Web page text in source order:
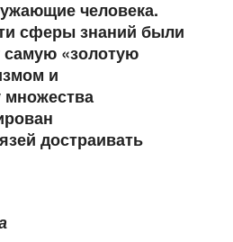
человека.
сферы знаний были
самую «золотую
и
множества
достраивать